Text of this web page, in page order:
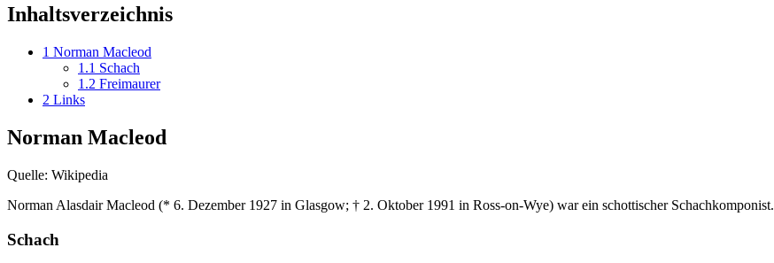
Inhaltsverzeichnis
1 Norman Macleod
1.1 Schach
1.2 Freimaurer
2 Links
Norman Macleod
Quelle: Wikipedia
Norman Alasdair Macleod (* 6. Dezember 1927 in Glasgow; † 2. Oktober 1991 in Ross-on-Wye) war ein schottischer Schachkomponist.
Schach